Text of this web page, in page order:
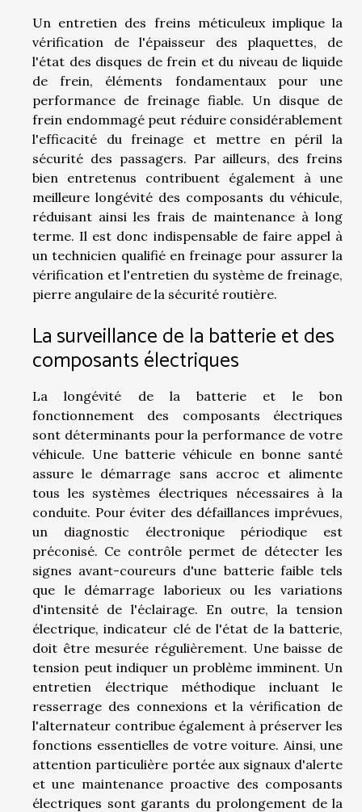
Un entretien des freins méticuleux implique la
vérification de l'épaisseur des plaquettes, de
l'état des disques de frein et du niveau de liquide
de frein, éléments fondamentaux pour une
performance de freinage fiable. Un disque de
frein endommagé peut réduire considérablement
l'efficacité du freinage et mettre en péril la
sécurité des passagers. Par ailleurs, des freins
bien entretenus contribuent également à une
meilleure longévité des composants du véhicule,
réduisant ainsi les frais de maintenance à long
terme. Il est donc indispensable de faire appel à
un technicien qualifié en freinage pour assurer la
vérification et l'entretien du système de freinage,
pierre angulaire de la sécurité routière.
La surveillance de la batterie et des
composants électriques
La longévité de la batterie et le bon
fonctionnement des composants électriques
sont déterminants pour la performance de votre
véhicule. Une batterie véhicule en bonne santé
assure le démarrage sans accroc et alimente
tous les systèmes électriques nécessaires à la
conduite. Pour éviter des défaillances imprévues,
un diagnostic électronique périodique est
préconisé. Ce contrôle permet de détecter les
signes avant-coureurs d'une batterie faible tels
que le démarrage laborieux ou les variations
d'intensité de l'éclairage. En outre, la tension
électrique, indicateur clé de l'état de la batterie,
doit être mesurée régulièrement. Une baisse de
tension peut indiquer un problème imminent. Un
entretien électrique méthodique incluant le
resserrage des connexions et la vérification de
l'alternateur contribue également à préserver les
fonctions essentielles de votre voiture. Ainsi, une
attention particulière portée aux signaux d'alerte
et une maintenance proactive des composants
électriques sont garants du prolongement de la